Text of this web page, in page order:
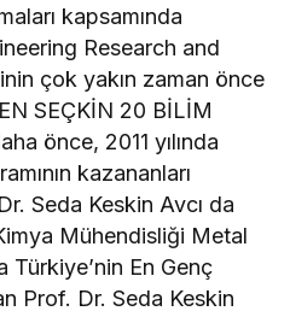
kapsamında
Research and
çok yakın zaman önce
SEÇKİN 20 BİLİM
önce, 2011 yılında
kazananları
Seda Keskin Avcı da
Mühendisliği Metal
Türkiye’nin En Genç
Prof. Dr. Seda Keskin